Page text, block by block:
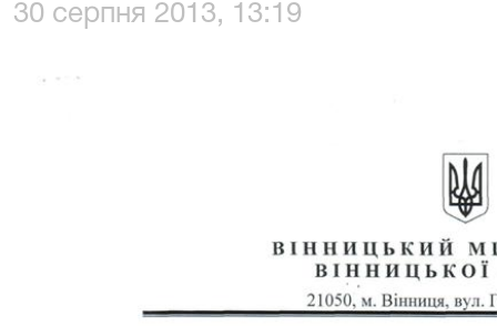
30 серпня 2013, 13:19